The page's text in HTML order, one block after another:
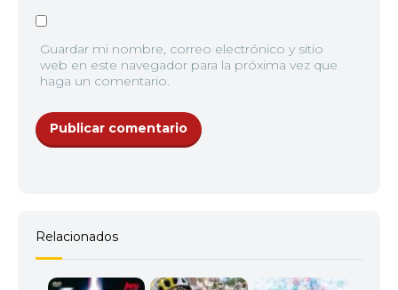
Guardar mi nombre, correo electrónico y sitio
web en este navegador para la próxima vez que
haga un comentario.
Relacionados